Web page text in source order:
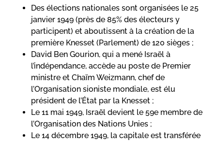
Des élections nationales sont organisées le 25
janvier 1949 (près de 85% des électeurs y
participent) et aboutissent à la création de la
première Knesset (Parlement) de 120 sièges ;
David Ben Gourion, qui a mené Israël à
l’indépendance, accède au poste de Premier
ministre et Chaïm Weizmann, chef de
l’Organisation sioniste mondiale, est élu
président de l’État par la Knesset ;
Le 11 mai 1949, Israël devient le 59e membre de
l’Organisation des Nations Unies ;
Le 14 décembre 1949, la capitale est transférée